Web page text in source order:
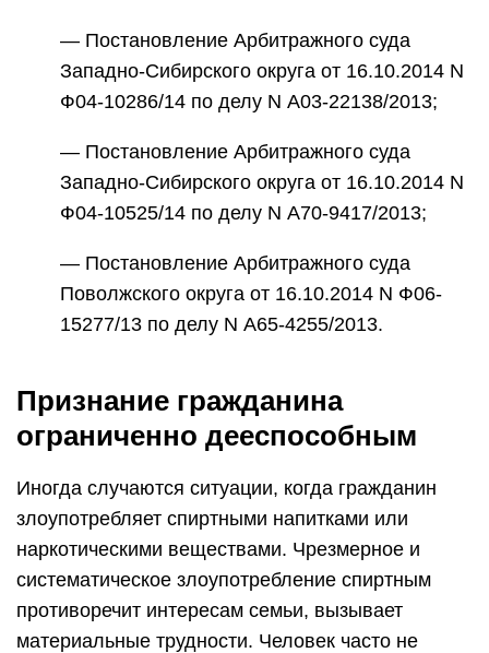
— Постановление Арбитражного суда
Западно-Сибирского округа от 16.10.2014 N
Ф04-10286/14 по делу N А03-22138/2013;
— Постановление Арбитражного суда
Западно-Сибирского округа от 16.10.2014 N
Ф04-10525/14 по делу N А70-9417/2013;
— Постановление Арбитражного суда
Поволжского округа от 16.10.2014 N Ф06-
15277/13 по делу N А65-4255/2013.
Признание гражданина
ограниченно дееспособным
Иногда случаются ситуации, когда гражданин
злоупотребляет спиртными напитками или
наркотическими веществами. Чрезмерное и
систематическое злоупотребление спиртным
противоречит интересам семьи, вызывает
материальные трудности. Человек часто не